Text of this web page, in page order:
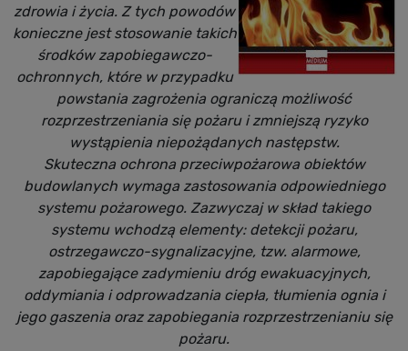
zdrowia i życia. Z tych powodów
konieczne jest stosowanie takich
środków zapobiegawczo-
ochronnych, które w przypadku
powstania zagrożenia ograniczą możliwość
rozprzestrzeniania się pożaru i zmniejszą ryzyko
wystąpienia niepożądanych następstw.
Skuteczna ochrona przeciwpożarowa obiektów
budowlanych wymaga zastosowania odpowiedniego
systemu pożarowego. Zazwyczaj w skład takiego
systemu wchodzą elementy: detekcji pożaru,
ostrzegawczo-sygnalizacyjne, tzw. alarmowe,
zapobiegające zadymieniu dróg ewakuacyjnych,
oddymiania i odprowadzania ciepła, tłumienia ognia i
jego gaszenia oraz zapobiegania rozprzestrzenianiu się
pożaru.